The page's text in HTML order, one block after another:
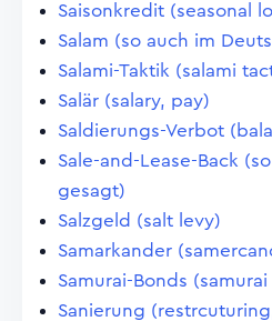
Saisonkredit (seasonal
Salam (so auch im
Salami-Taktik (salami
Salär (salary, pay)
Saldierungs-Verbot
Sale-and-Lease-Back
gesagt)
Salzgeld (salt levy)
Samarkander
Samurai-Bonds
Sanierung